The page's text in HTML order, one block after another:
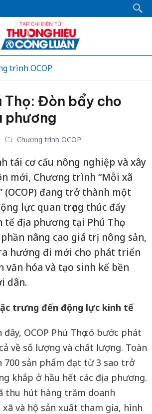
trình OCOP
Thọ: Đòn bẩy cho
phương
Chương trình OCOP
tái cơ cấu nông nghiệp và xây
mới, Chương trình “Mỗi xã
(OCOP) đang trở thành một
lực quan trọng thúc đẩy
địa phương tại Phú Thọ.
nâng cao giá trị nông sản,
hướng đi mới cho phát triển
văn hóa và tạo sinh kế bền
dân.
trưng đến động lực kinh tế
OCOP Phú Thọ có bước phát
về số lượng và chất lượng. Toàn
700 sản phẩm đạt từ 3 sao trở
khắp ở hầu hết các địa phương.
thu hút hàng trăm doanh
và hộ sản xuất tham gia, hình